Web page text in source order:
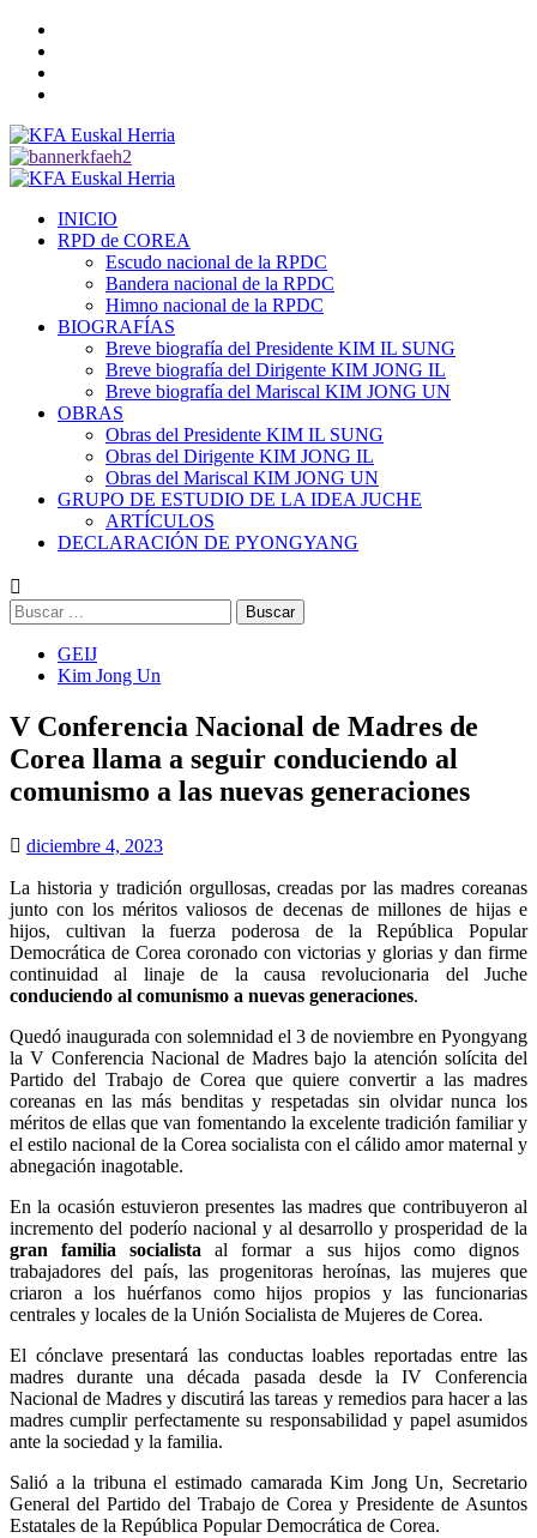
Saltar
contenido
Menú
INICIO
RPD de COREA
Escudo nacional de la RPDC
Bandera nacional de la RPDC
Himno nacional de la RPDC
BIOGRAFÍAS
Breve biografía del Presidente KIM IL SUNG
Breve biografía del Dirigente KIM JONG IL
Breve biografía del Mariscal KIM JONG UN
OBRAS
Obras del Presidente KIM IL SUNG
Obras del Dirigente KIM JONG IL
Obras del Mariscal KIM JONG UN
GRUPO DE ESTUDIO DE LA IDEA JUCHE
ARTÍCULOS
DECLARACIÓN DE PYONGYANG
Buscar:
GEIJ
Kim Jong Un
V Conferencia Nacional de Madres de
Corea llama a seguir conduciendo al
comunismo a las nuevas generaciones
diciembre 4, 2023
La historia y tradición orgullosas, creadas por las madres coreanas
junto con los méritos valiosos de decenas de millones de hijas e
hijos, cultivan la fuerza poderosa de la República Popular
Democrática de Corea coronado con victorias y glorias y dan firme
continuidad al linaje de la causa revolucionaria del Juche
conduciendo al comunismo a nuevas generaciones.
Quedó inaugurada con solemnidad el 3 de noviembre en Pyongyang
la V Conferencia Nacional de Madres bajo la atención solícita del
Partido del Trabajo de Corea que quiere convertir a las madres
coreanas en las más benditas y respetadas sin olvidar nunca los
méritos de ellas que van fomentando la excelente tradición familiar y
el estilo nacional de la Corea socialista con el cálido amor maternal y
abnegación inagotable.
En la ocasión estuvieron presentes las madres que contribuyeron al
incremento del poderío nacional y al desarrollo y prosperidad de la
gran familia socialista al formar a sus hijos como dignos
trabajadores del país, las progenitoras heroínas, las mujeres que
criaron a los huérfanos como hijos propios y las funcionarias
centrales y locales de la Unión Socialista de Mujeres de Corea.
El cónclave presentará las conductas loables reportadas entre las
madres durante una década pasada desde la IV Conferencia
Nacional de Madres y discutirá las tareas y remedios para hacer a las
madres cumplir perfectamente su responsabilidad y papel asumidos
ante la sociedad y la familia.
Salió a la tribuna el estimado camaradaKim Jong Un, Secretario
General del Partido del Trabajo de Corea y Presidente de Asuntos
Estatales de la República Popular Democrática de Corea.